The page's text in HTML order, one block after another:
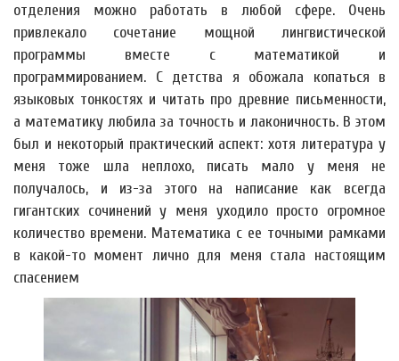
отделения можно работать в любой сфере. Очень
привлекало сочетание мощной лингвистической
программы вместе с математикой и
программированием. С детства я обожала копаться в
языковых тонкостях и читать про древние письменности,
а математику любила за точность и лаконичность. В этом
был и некоторый практический аспект: хотя литература у
меня тоже шла неплохо, писать мало у меня не
получалось, и из-за этого на написание как всегда
гигантских сочинений у меня уходило просто огромное
количество времени. Математика с ее точными рамками
в какой-то момент лично для меня стала настоящим
спасением